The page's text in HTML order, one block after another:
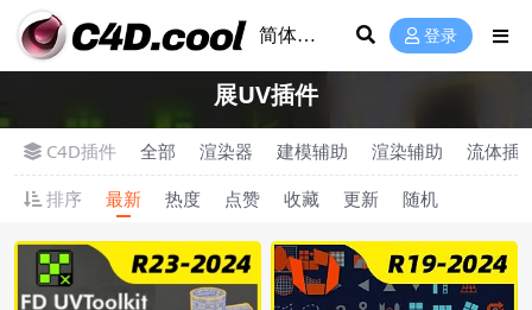
登录
展UV插件
C4D插件 全部 渲染器 建模辅助 渲染辅助
流体插
排序
最新 热度 点赞 收藏 更新 随机